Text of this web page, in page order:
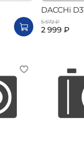
DACCHi
5 572 ₽
2 999 ₽